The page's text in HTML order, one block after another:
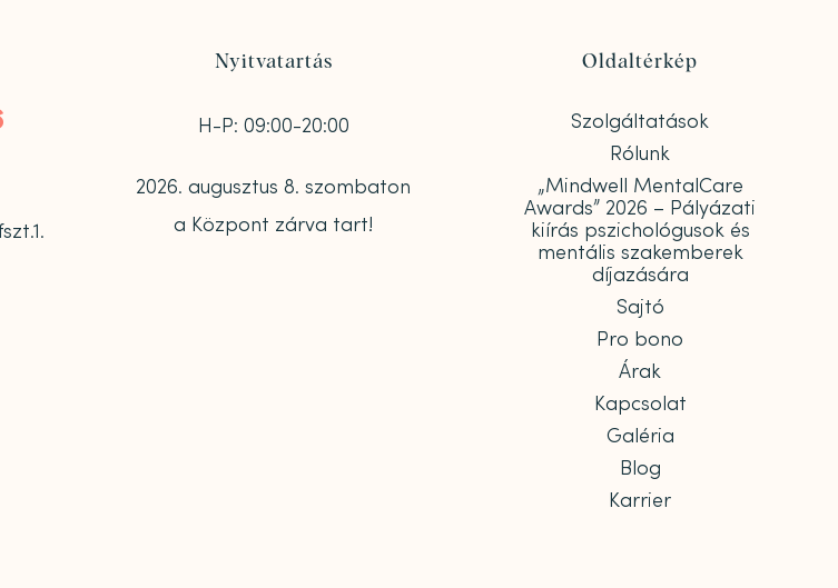
Nyitvatartás
H-P: 09:00-20:00
2026. augusztus 8. szombaton
a Központ zárva tart!
Oldaltérkép
Szolgáltatások
Rólunk
„Mindwell MentalCare
Awards” 2026 – Pályázati
kiírás pszichológusok és
mentális szakemberek
díjazására
Sajtó
Pro bono
Árak
Kapcsolat
Galéria
Blog
Karrier